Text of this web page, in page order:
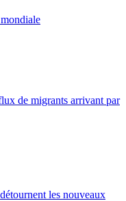
de migrants arrivant par
les nouveaux